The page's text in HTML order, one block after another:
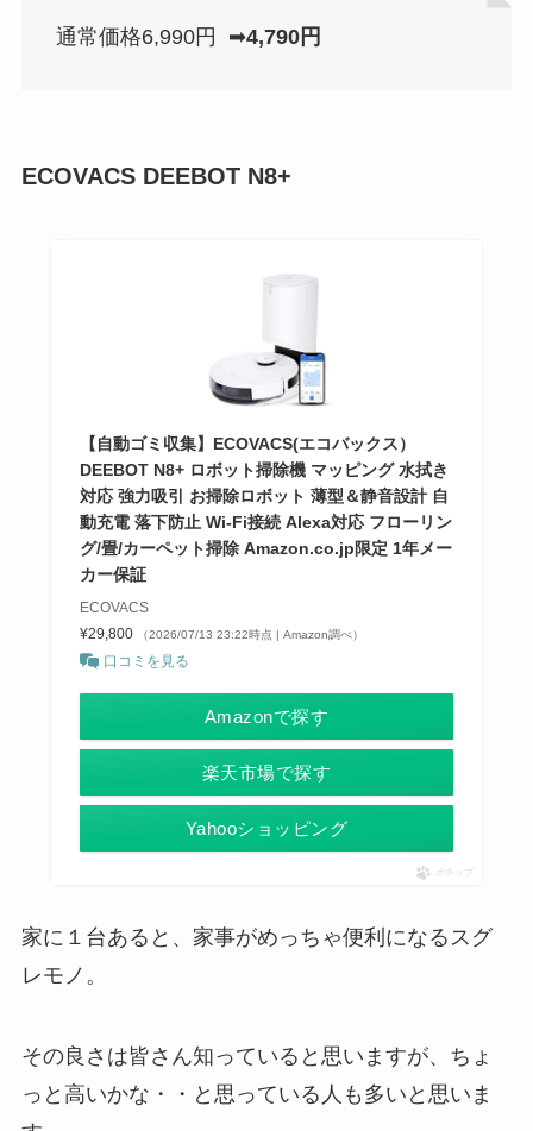
通常価格6,990円 ➡4,790円
ECOVACS DEEBOT N8+
【自動ゴミ収集】ECOVACS(エコバックス）
DEEBOT N8+ ロボット掃除機 マッピング 水拭き
対応 強力吸引 お掃除ロボット 薄型＆静音設計 自
動充電 落下防止 Wi-Fi接続 Alexa対応 フローリン
グ/畳/カーペット掃除 Amazon.co.jp限定 1年メー
カー保証
ECOVACS
¥29,800
（2026/07/13 23:22時点 | Amazon調べ）
口コミを見る
Amazonで探す
楽天市場で探す
Yahooショッピング
ポチップ
家に１台あると、家事がめっちゃ便利になるスグ
レモノ。
その良さは皆さん知っていると思いますが、ちょ
っと高いかな・・と思っている人も多いと思いま